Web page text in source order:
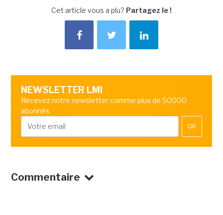
Cet article vous a plu? Partagez le !
NEWSLETTER LMI
Recevez notre newsletter comme plus de 50000
abonnés
OK
Commentaire